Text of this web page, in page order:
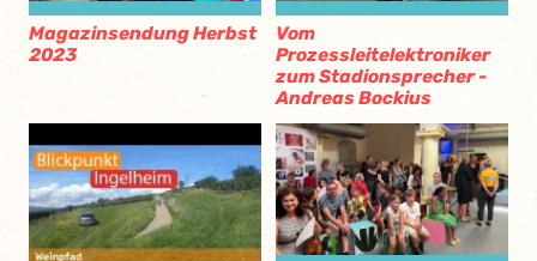
Magazinsendung Herbst
2023
Vom
Prozessleitelektroniker
zum Stadionsprecher -
Andreas Bockius